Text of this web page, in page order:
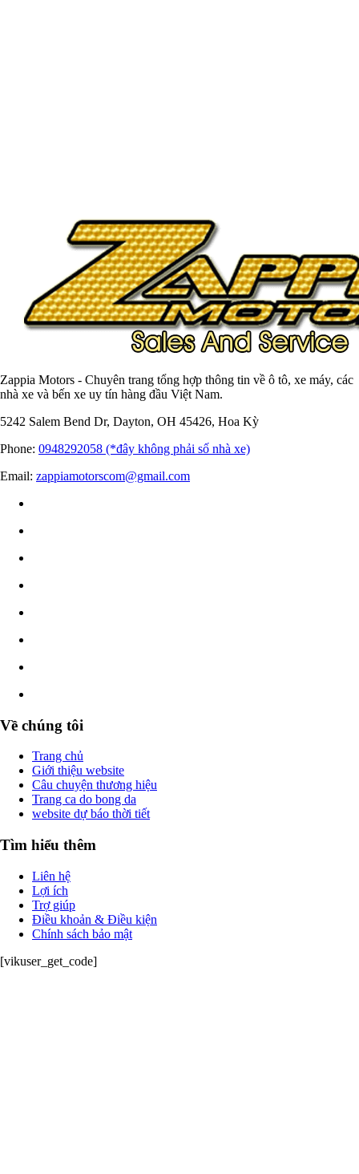
Zappia Motors - Chuyên trang tổng hợp thông tin về ô tô, xe máy, các
nhà xe và bến xe uy tín hàng đầu Việt Nam.
5242 Salem Bend Dr, Dayton, OH 45426, Hoa Kỳ
Phone: 0948292058 (*đây không phải số nhà xe)
Email: zappiamotorscom@gmail.com
Về chúng tôi
Trang chủ
Giới thiệu website
Câu chuyện thương hiệu
Trang ca do bong da
website dự báo thời tiết
Tìm hiểu thêm
Liên hệ
Lợi ích
Trợ giúp
Điều khoản & Điều kiện
Chính sách bảo mật
[vikuser_get_code]